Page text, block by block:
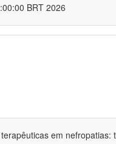
BRT 2026
em nefropatias: